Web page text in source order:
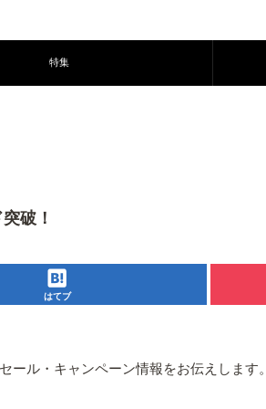
特集
破！
はてブ
ル・キャンペーン情報をお伝えします。